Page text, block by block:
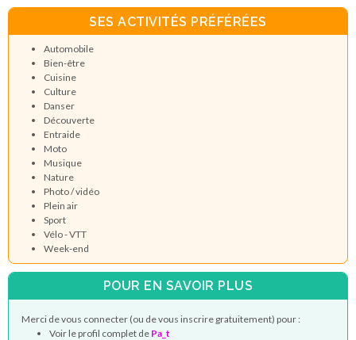
SES ACTIVITÉS PRÉFÉRÉES
Automobile
Bien-être
Cuisine
Culture
Danser
Découverte
Entraide
Moto
Musique
Nature
Photo / vidéo
Plein air
Sport
Vélo - VTT
Week-end
POUR EN SAVOIR PLUS
Merci de vous connecter (ou de vous inscrire gratuitement) pour :
Voir le profil complet de Pa_t